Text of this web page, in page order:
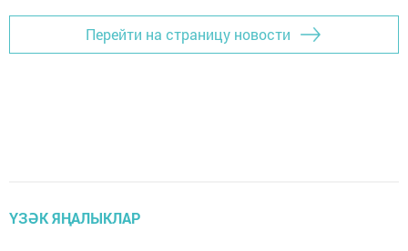
Перейти на страницу новости
ҮЗӘК ЯҢАЛЫКЛАР